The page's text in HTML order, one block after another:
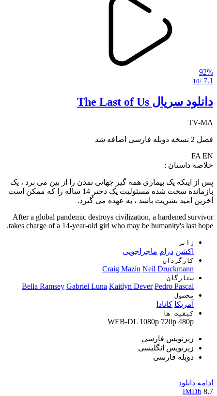
92%
7.1
/10
دانلود سریال The Last of Us
TV-MA
فصل 2 نسخه دوبله فارسی اضافه شد
FA EN
خلاصه داستان :
پس از اینکه یک بیماری همه گیر جهانی تمدن را از بین می برد ، یک
بازمانده سخت شده مسئولیت یک دختر 14 ساله را که ممکن است
آخرین امید بشریت باشد ، به عهده می گیرد.
After a global pandemic destroys civilization, a hardened survivor
takes charge of a 14-year-old girl who may be humanity's last hope.
ژانر
اکشن درام ماجراجویی
کارگردان
Craig Mazin Neil Druckmann
ستارگان
Bella Ramsey Gabriel Luna Kaitlyn Dever Pedro Pascal
محصول
آمریکا کانادا
کیفیت ها
WEB-DL 1080p 720p 480p
زیرنویس فارسی
زیرنویس انگلیسی
دوبله فارسی
ادامه دانلود
8.7
IMDb